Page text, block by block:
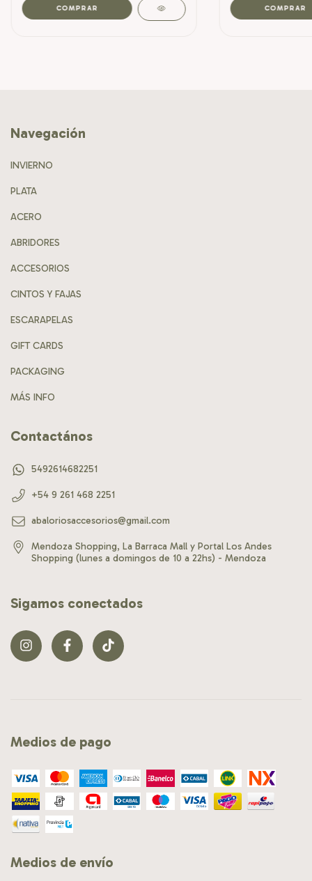
Navegación
INVIERNO
PLATA
ACERO
ABRIDORES
ACCESORIOS
CINTOS Y FAJAS
ESCARAPELAS
GIFT CARDS
PACKAGING
MÁS INFO
Contactános
5492614682251
+54 9 261 468 2251
abaloriosaccesorios@gmail.com
Mendoza Shopping, La Barraca Mall y Portal Los Andes
Shopping (lunes a domingos de 10 a 22hs) - Mendoza
Sigamos conectados
Medios de pago
Medios de envío